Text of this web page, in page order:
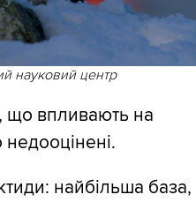
науковий центр
що впливають на
найбільша база,